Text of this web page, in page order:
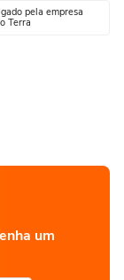
pela empresa
Terra
um